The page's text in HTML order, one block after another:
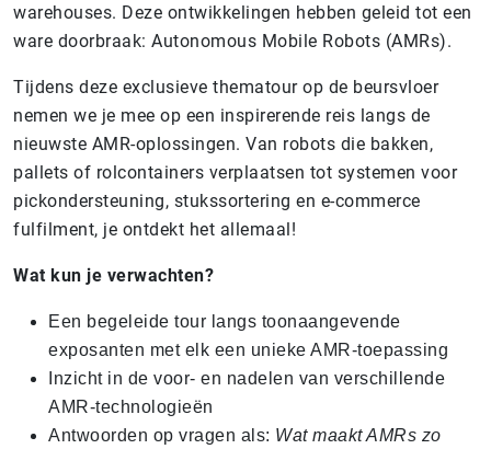
warehouses. Deze ontwikkelingen hebben geleid tot een
ware doorbraak: Autonomous Mobile Robots (AMRs).
Tijdens deze exclusieve thematour op de beursvloer
nemen we je mee op een inspirerende reis langs de
nieuwste AMR-oplossingen. Van robots die bakken,
pallets of rolcontainers verplaatsen tot systemen voor
pickondersteuning, stukssortering en e-commerce
fulfilment, je ontdekt het allemaal!
Wat kun je verwachten?
Een begeleide tour langs toonaangevende
exposanten met elk een unieke AMR-toepassing
Inzicht in de voor- en nadelen van verschillende
AMR-technologieën
Antwoorden op vragen als: Wat maakt AMRs zo